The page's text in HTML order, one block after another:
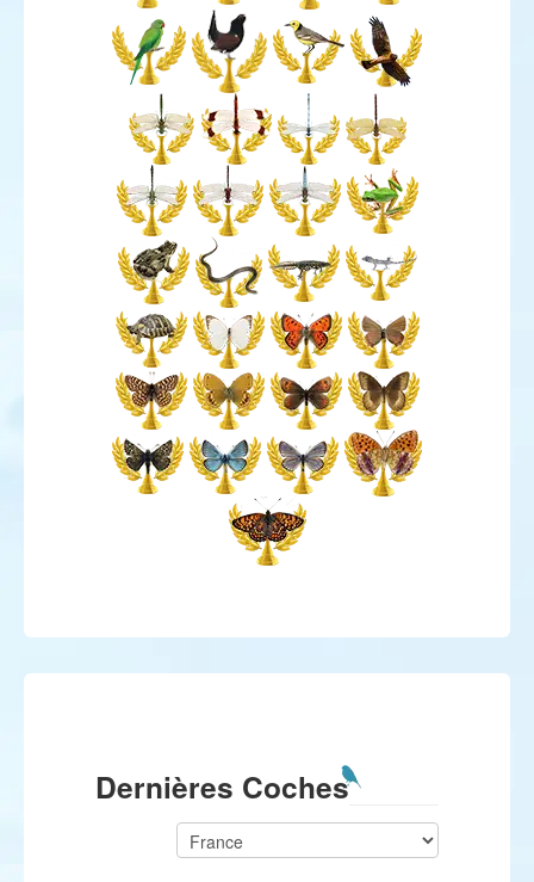
Dernières Coches